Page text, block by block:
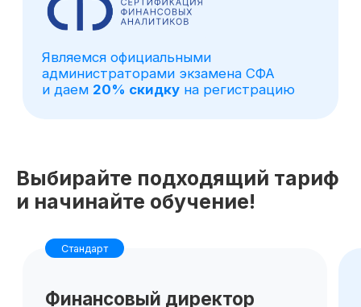
Выбирайте подходящий тариф
и начинайте обучение!
Для компании